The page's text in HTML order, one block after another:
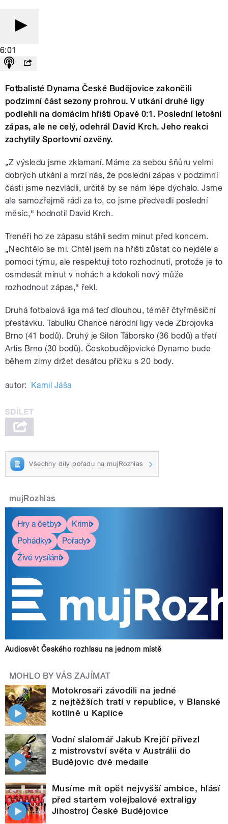
6:01
Fotbalisté Dynama České Budějovice zakončili
podzimní část sezony prohrou. V utkání druhé ligy
podlehli na domácím hřišti Opavě 0:1. Poslední letošní
zápas, ale ne celý, odehrál David Krch. Jeho reakci
zachytily Sportovní ozvěny.
„Z výsledu jsme zklamaní. Máme za sebou šňůru velmi
dobrých utkání a mrzí nás, že poslední zápas v podzimní
části jsme nezvládli, určitě by se nám lépe dýchalo. Jsme
ale samozřejmě rádi za to, co jsme předvedli poslední
měsíc,“ hodnotil David Krch.
Trenéři ho ze zápasu stáhli sedm minut před koncem.
„Nechtělo se mi. Chtěl jsem na hřišti zůstat co nejdéle a
pomoci týmu, ale respektuji toto rozhodnutí, protože je to
osmdesát minut v nohách a kdokoli nový může
rozhodnout zápas,“ řekl.
Druhá fotbalová liga má teď dlouhou, téměř čtyřměsíční
přestávku. Tabulku Chance národní ligy vede Zbrojovka
Brno (41 bodů). Druhý je Silon Táborsko (36 bodů) a třetí
Artis Brno (30 bodů). Českobudějovické Dynamo bude
během zimy držet desátou příčku s 20 body.
autor: Kamil Jáša
Všechny díly pořadu na mujRozhlas
mujRozhlas
Hry a četby
Krimi
Pohádky
Pořady
Živé vysílání
Audiosvět Českého rozhlasu na jednom místě
MOHLO BY VÁS ZAJÍMAT
Motokrosaři závodili na jedné
z nejtěžších tratí v republice, v Blanské
kotlině u Kaplice
Vodní slalomář Jakub Krejčí přivezl
z mistrovství světa v Austrálii do
Budějovic dvě medaile
Musíme mít opět nejvyšší ambice, hlásí
před startem volejbalové extraligy
Jihostroj České Budějovice